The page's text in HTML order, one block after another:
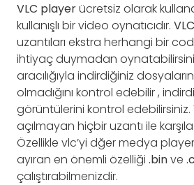
VLC playerücretsiz olarak
kullanışlı bir video oynatıcıdır.
uzantıları ekstra herhangi bir
ihtiyaç duymadan
aracılığıyla indirdiğiniz
olmadığını kontrol edebilir ,
görüntülerini kontrol edebilirsiniz.
açılmayan hiçbir uzantı ile
Özellikle vlc’yi dğer medya
ayıran en önemli özelliği .binve
çalıştırabilmenizdir.